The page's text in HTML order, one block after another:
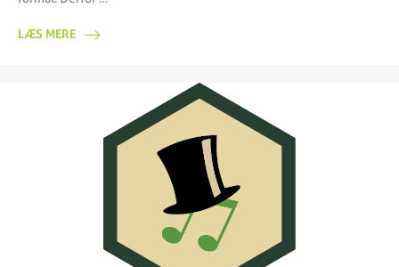
LÆS MERE